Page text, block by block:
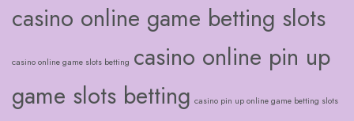
casino online game betting slots
casino online game slots betting casino online pin up
game slots betting casino pin up online game betting slots